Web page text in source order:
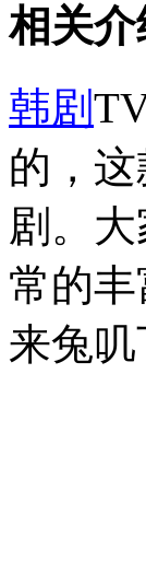
相关介
韩剧
的，
剧。
常的
来兔叽